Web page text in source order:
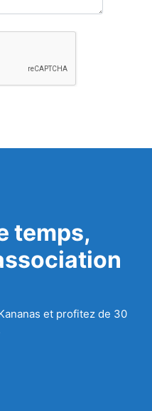
temps,
et profitez de 30